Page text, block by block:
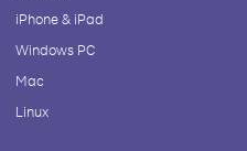
iPhone & iPad
Windows PC
Mac
Linux